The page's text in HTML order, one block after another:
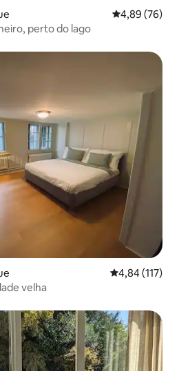
4,89 de uma
4,89 (76)
perto do lago
4,84 de uma
4,84 (117)
velha